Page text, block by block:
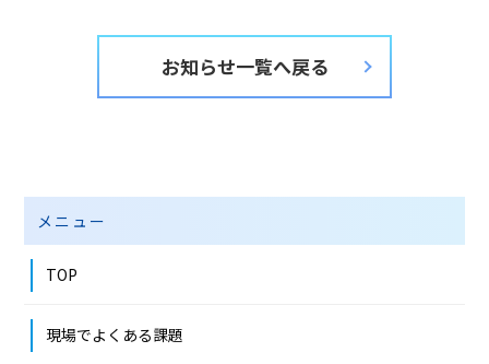
お知らせ一覧へ戻る
メニュー
TOP
現場でよくある課題